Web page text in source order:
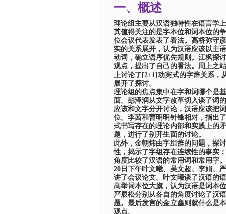
一、概述
理论组主要从汉语独特性在语言学
其值得关注的是字本位和词本位的
位会议代表发表了看法。高桥弥守
实的关系展开，认为汉语应该以主
动词，确立语序优先规则。江枫探
观点 ，提出了自己的看法。周上之
上讨论了 [2+1] 动宾式的字辞关系，
展开了探讨。
理论组的焦点集中在字和词哪个是
面。彭泽润从文字改革切入谈了词
应该和文字分开讨论，汉语应该把词
位。李茜和曹明明针锋相对，指出
式书写存在的理论内部和实践上的
题，进行了别开生面的讨论。
此外，金朝炜由字组辞的问题，探
性，揭示了字组存在连续性的事实
角度比较了汉语的常用词和常用字。
20 日下午叶文曦、吴文超、李娟、
讲了会议论文。叶文曦谈了汉语的
高举词本位大旗，认为汉语是词本
严辰松分别从各自的角度讨论了汉
题。 最后发言的金立鑫则就什么是
观点。